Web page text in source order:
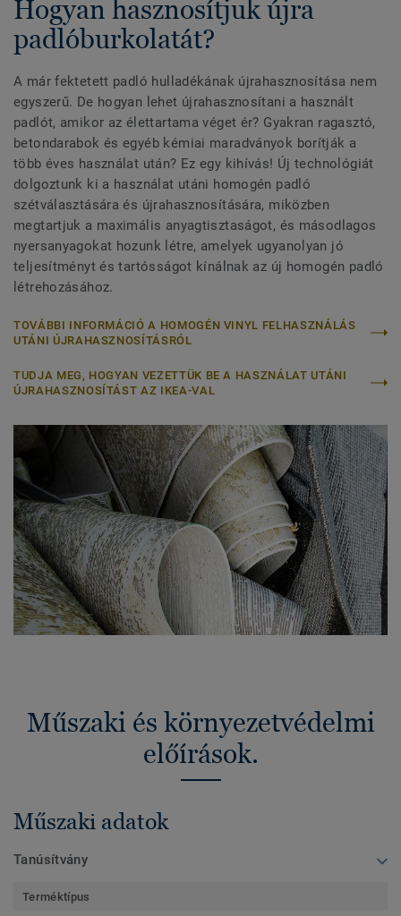
Hogyan hasznosítjuk újra
padlóburkolatát?
A már fektetett padló hulladékának újrahasznosítása nem
egyszerű. De hogyan lehet újrahasznosítani a használt
padlót, amikor az élettartama véget ér? Gyakran ragasztó,
betondarabok és egyéb kémiai maradványok borítják a
több éves használat után? Ez egy kihívás! Új technológiát
dolgoztunk ki a használat utáni homogén padló
szétválasztására és újrahasznosítására, miközben
megtartjuk a maximális anyagtisztaságot, és másodlagos
nyersanyagokat hozunk létre, amelyek ugyanolyan jó
teljesítményt és tartósságot kínálnak az új homogén padló
létrehozásához.
TOVÁBBI INFORMÁCIÓ A HOMOGÉN VINYL FELHASZNÁLÁS
UTÁNI ÚJRAHASZNOSÍTÁSRÓL
TUDJA MEG, HOGYAN VEZETTÜK BE A HASZNÁLAT UTÁNI
ÚJRAHASZNOSÍTÁST AZ IKEA-VAL
Műszaki és környezetvédelmi
előírások.
Műszaki adatok
Tanúsítvány
Terméktípus